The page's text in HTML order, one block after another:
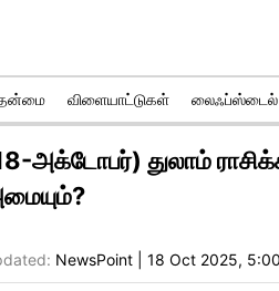
விளையாட்டுகள் லைஃப்ஸ்டைல்
அக்டோபர்) துலாம்
NewsPoint 18 Oct 2025,